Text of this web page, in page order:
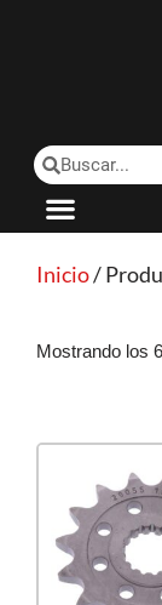
Inicio/
Mostrando los